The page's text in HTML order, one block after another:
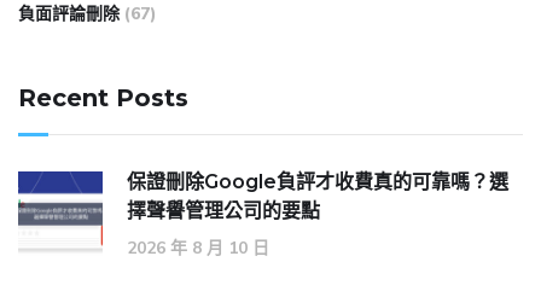
負面評論刪除 (67)
Recent Posts
保證刪除Google負評才收費真的可靠嗎？選
擇聲譽管理公司的要點
2026 年 8 月 10 日